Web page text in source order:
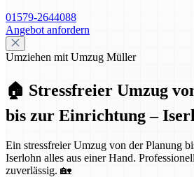
01579-2644088
Angebot anfordern
Umziehen mit Umzug Müller
🏠 Stressfreier Umzug
bis zur Einrichtung –
Ein stressfreier Umzug von der Planung
Iserlohn alles aus einer Hand.
zuverlässig. 🏡